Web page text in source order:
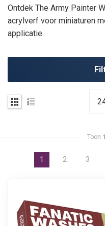
Ontdek The Army Painter
acrylverf voor miniaturen
applicatie.
Toon 1
1 2 3